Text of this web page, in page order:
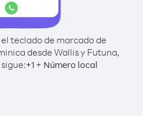
teclado de marcado de
desde Wallis y Futuna,
+1 + Número local